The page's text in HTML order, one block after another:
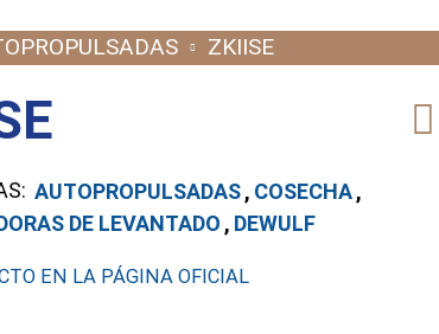
ZKIISE
AUTOPROPULSADAS, COSECHA,
DE LEVANTADO , DEWULF
EN LA PÁGINA OFICIAL